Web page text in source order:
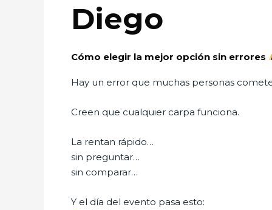
Diego
Cómo elegir la mejor opción sin errores
Hay un error que muchas personas
Creen que cualquier carpa funciona.
La rentan rápido…
sin preguntar…
sin comparar…
Y el día del evento pasa esto: